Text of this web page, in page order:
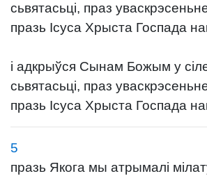
сьвятасьці, праз
празь Ісуса Хрыста Госпада
і адкрыўся Сынам Божым у
сьвятасьці, праз
празь Ісуса Хрыста Госпада
5
празь Якога мы атрымалі